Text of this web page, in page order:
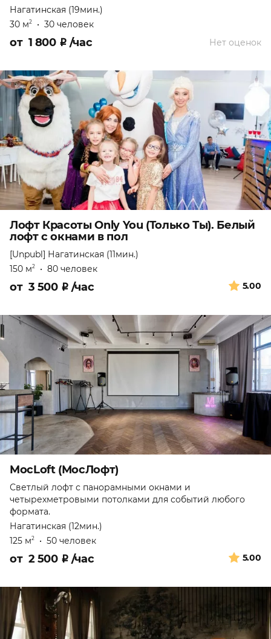
Нагатинская (19мин.)
30 м2 • 30 человек
Нет оценок
от 1 800 ₽ /час
Лофт Красоты Only You (Только Ты). Белый
лофт с окнами в пол
[Unpubl] Нагатинская (11мин.)
150 м2 • 80 человек
5.00
от 3 500 ₽ /час
MocLoft (МосЛофт)
Светлый лофт с панорамными окнами и
четырехметровыми потолками для событий любого
формата.
Нагатинская (12мин.)
125 м2 • 50 человек
5.00
от 2 500 ₽ /час